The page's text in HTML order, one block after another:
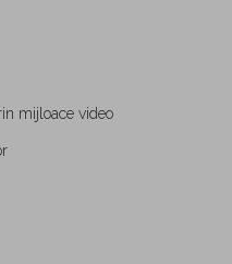
mijloace video